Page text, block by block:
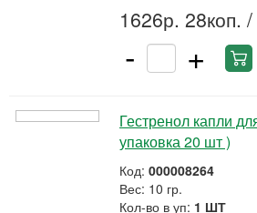
1626р. 28коп.
- +
Гестренол капли
упаковка 20 шт )
Код: 000008264
Вес: 10 гр.
Кол-во в уп: 1 ШТ